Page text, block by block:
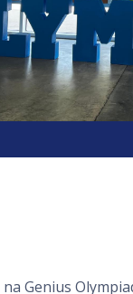
Genius